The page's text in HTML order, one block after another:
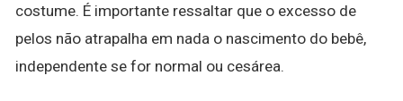
costume. É importante ressaltar que o excesso de
pelos não atrapalha em nada o nascimento do bebê,
independente se for normal ou cesárea.